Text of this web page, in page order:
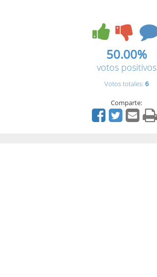
50.00%
votos positivos
Votos totales: 6
Comparte: